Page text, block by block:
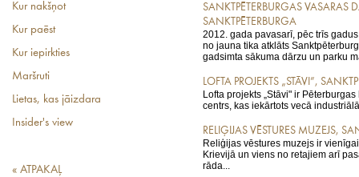
Kur nakšņot
Kur paēst
Kur iepirkties
Maršruti
Lietas, kas jāizdara
Insider's view
« ATPAKAĻ
SANKTPĒTERBURGAS VASARAS
SANKTPĒTERBURGA
2012. gada pavasarī, pēc trīs
no jauna tika atklāts
gadsimta sākuma dārzu un parku
LOFTA PROJEKTS „STĀVI”,
Lofta projekts „Stāvi" ir
centrs, kas iekārtots vecā
RELIĢIJAS VĒSTURES MUZEJS,
Reliģijas vēstures muzejs ir
Krievijā un viens no retajiem arī
rāda...